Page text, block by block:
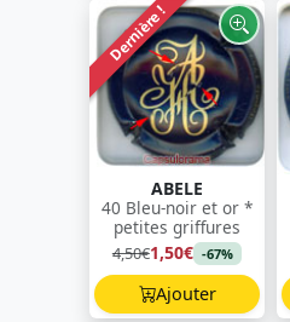
Dernière !
ABELE
40 Bleu-noir et or *
petites griffures
4,50€1,50€ -67%
Ajouter